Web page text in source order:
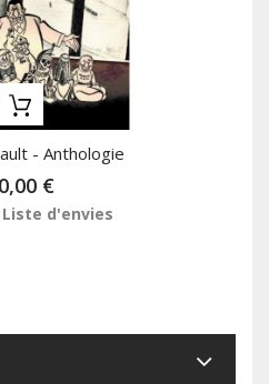
- Anthologie
€
Liste d'envies